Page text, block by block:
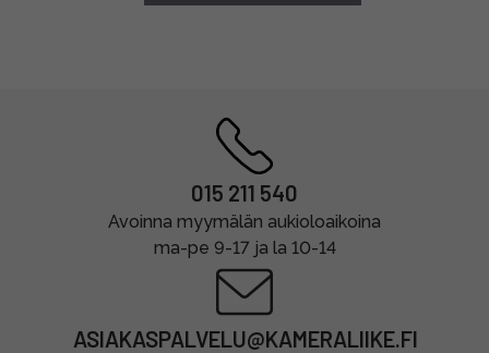
015 211 540
Avoinna myymälän aukioloaikoina
ma-pe 9-17 ja la 10-14
ASIAKASPALVELU@KAMERALIIKE.FI